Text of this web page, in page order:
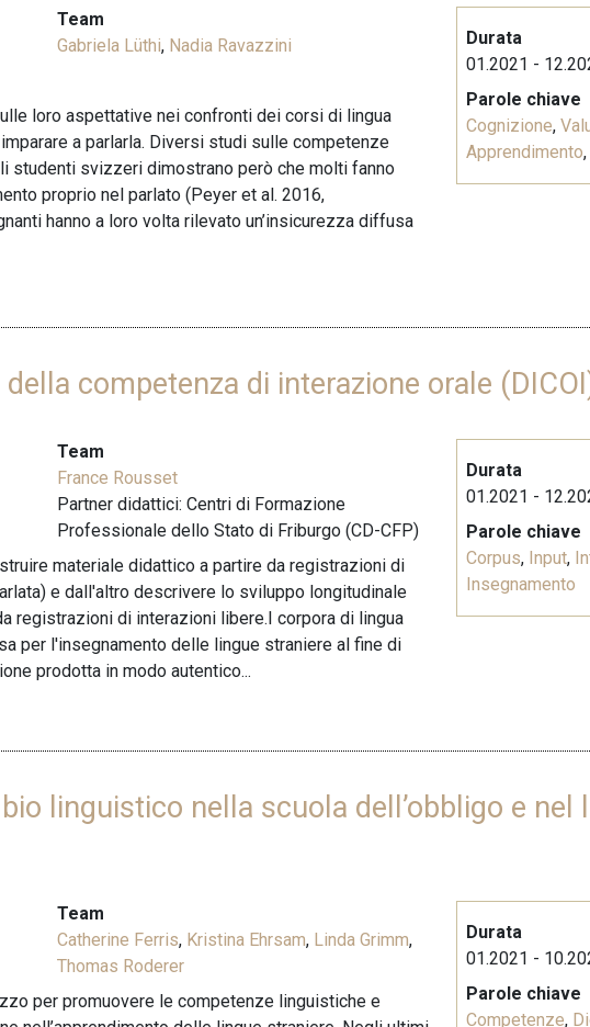
Team
Gabriela Lüthi, Nadia Ravazzini
loro aspettative nei confronti dei corsi di lingua
a parlarla. Diversi studi sulle competenze
svizzeri dimostrano però che molti fanno
proprio nel parlato (Peyer et al. 2016,
hanno a loro volta rilevato un’insicurezza diffusa
Durata
01.2021 -
Parole chiave
Cognizione,
Apprendimento,
competenza di interazione orale
Team
France Rousset
Partner didattici: Centri di Formazione
Professionale dello Stato di Friburgo (CD-CFP)
materiale didattico a partire da registrazioni di
e dall'altro descrivere lo sviluppo longitudinale
registrazioni di interazioni libere.I corpora di lingua
per l'insegnamento delle lingue straniere al fine di
prodotta in modo autentico...
Durata
01.2021 -
Parole chiave
Corpus, Input,
Insegnamento
linguistico nella scuola dell’obbligo e nel
Team
Catherine Ferris, Kristina Ehrsam, Linda Grimm,
Thomas Roderer
per promuovere le competenze linguistiche e
Durata
01.2021 -
Parole chiave
Competenze,